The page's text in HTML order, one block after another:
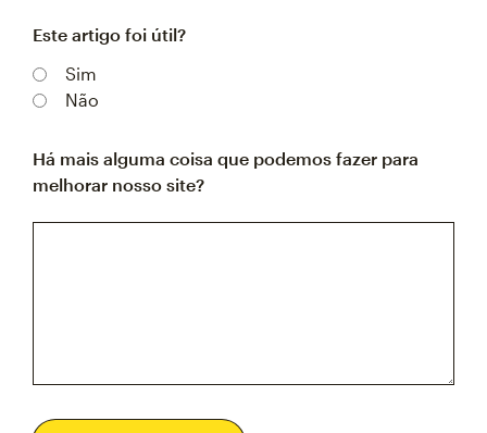
Este artigo foi útil?
Sim
Não
Há mais alguma coisa que podemos fazer para
melhorar nosso site?